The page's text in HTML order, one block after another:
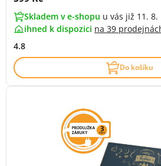
Skladem v e-shopu u vás již 11. 8.
ihned k dispozici na 39
4.8
Do košíku